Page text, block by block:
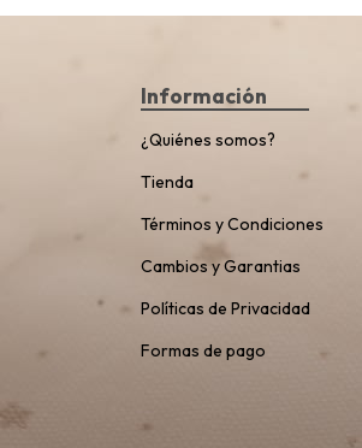
Información
¿Quiénes somos?
Tienda
Términos y Condiciones
Cambios y Garantias
Políticas de Privacidad
Formas de pago